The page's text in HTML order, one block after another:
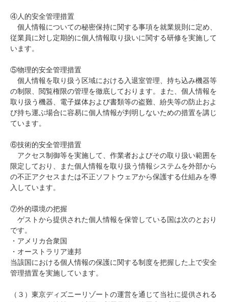
④人的安全管理措置
個人情報についての秘密保持に関する事項を就業規則に定め、
従業員に対し定期的に個人情報取り扱いに関する研修を実施して
います。
⑤物理的安全管理措置
個人情報を取り扱う区域における入退室管理、持ち込み機器等
の制限、閲覧権限の管理を徹底しております。また、個人情報を
取り扱う機器、電子媒体および書類等の盗難、紛失等の防止およ
び持ち運ぶ場合に容易に個人情報が判明しないための措置を講じ
ています。
⑥技術的安全管理措置
アクセス制御等を実施して、作業者およびその取り扱い範囲を
限定しており、また個人情報を取り扱う情報システムを外部から
の不正アクセスまたは不正ソフトウェアから保護する仕組みを導
入しています。
⑦外的環境の把握
ゲストから提供された個人情報を保管している国は次のとおり
です。
・アメリカ合衆国
・オーストラリア連邦
当該国における個人情報の保護に関する制度を把握した上で安全
管理措置を実施しています。
（３）東京ディズニーリゾートの運営を通じて当社に提供される